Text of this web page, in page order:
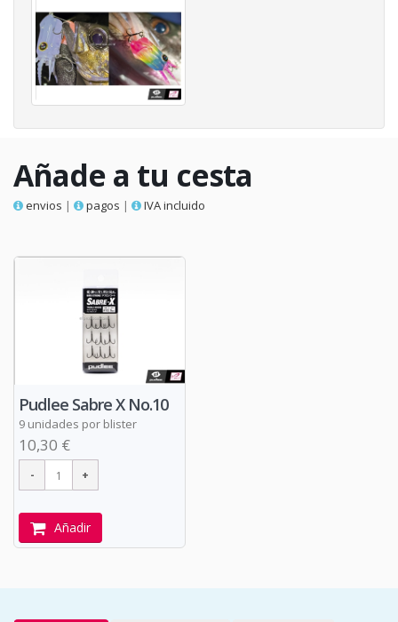
Añade a tu cesta
envios | pagos | IVA incluido
Pudlee Sabre X No.10
9 unidades por blister
10,30 €
Añadir